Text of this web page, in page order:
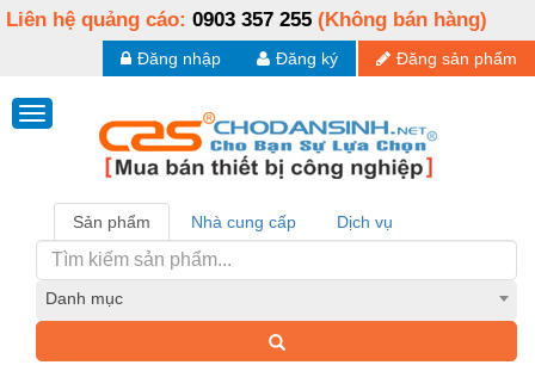
Liên hệ quảng cáo: 0903 357 255 (Không bán hàng)
Đăng sản phẩm
Đăng ký
Đăng nhập
Sản phẩm Nhà cung cấp Dịch vụ
Danh mục